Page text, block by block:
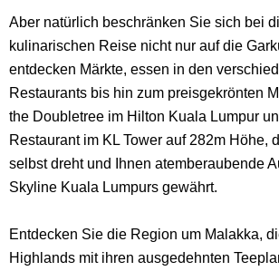
Aber natürlich beschränken Sie sich bei
kulinarischen Reise nicht nur auf die
entdecken Märkte, essen in den
Restaurants bis hin zum preisgekrönten
the Doubletree im Hilton Kuala Lumpur
Restaurant im KL Tower auf 282m Höhe,
selbst dreht und Ihnen atemberaubende
Skyline Kuala Lumpurs gewährt.
Entdecken Sie die Region um Malakka,
Highlands mit ihren ausgedehnten